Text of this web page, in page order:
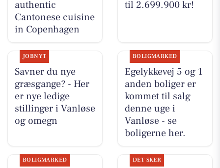
authentic
Cantonese cuisine
in Copenhagen
til 2.699.900 kr!
JOBNYT
Savner du nye
græsgange? - Her
er nye ledige
stillinger i Vanløse
og omegn
BOLIGMARKED
Egelykkevej 5 og 1
anden boliger er
kommet til salg
denne uge i
Vanløse - se
boligerne her.
BOLIGMARKED DET SKER